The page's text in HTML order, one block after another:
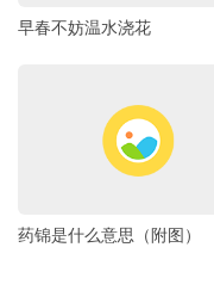
早春不妨温水浇花
药锦是什么意思（附图）